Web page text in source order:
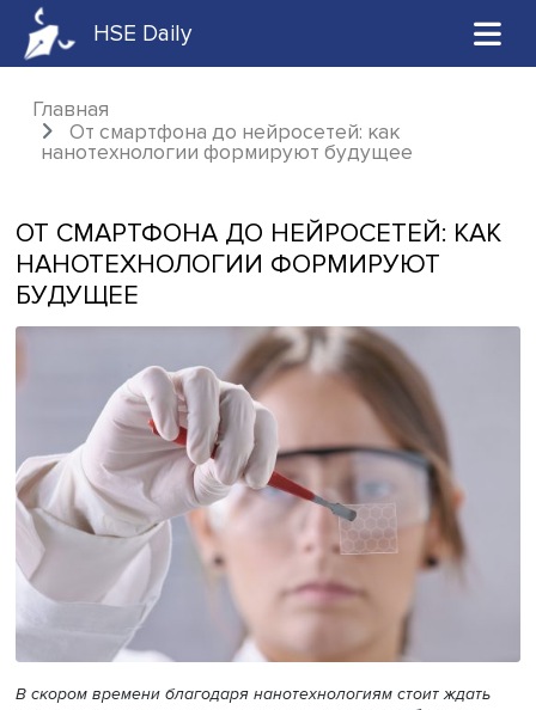
HSE Daily
Главная
От смартфона до нейросетей: как
ОТ СМАРТФОНА ДО НЕЙРОСЕТЕЙ:
НАНОТЕХНОЛОГИИ ФОРМИРУЮТ
БУДУЩЕЕ